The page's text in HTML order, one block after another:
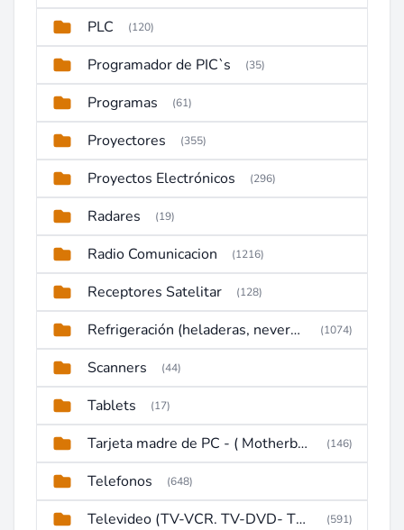
PLC (120)
Programador de PIC`s (35)
Programas (61)
Proyectores (355)
Proyectos Electrónicos (296)
Radares (19)
Radio Comunicacion (1216)
Receptores Satelitar (128)
Refrigeración (heladeras, neveras, congeladores) (1074)
Scanners (44)
Tablets (17)
Tarjeta madre de PC - ( Motherboard ) (146)
Telefonos (648)
Televideo (TV-VCR. TV-DVD- TV-DVD-VCR) (591)